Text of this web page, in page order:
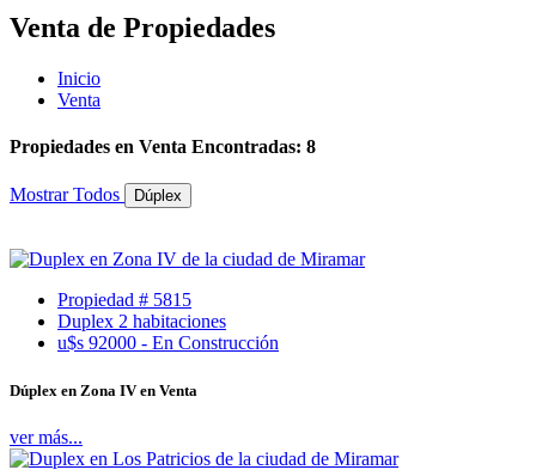
Venta de Propiedades
Inicio
Venta
Propiedades en Venta Encontradas: 8
Mostrar Todos Dúplex
Propiedad # 5815
Duplex 2 habitaciones
u$s 92000 - En Construcción
Dúplex en Zona IV en Venta
ver más...